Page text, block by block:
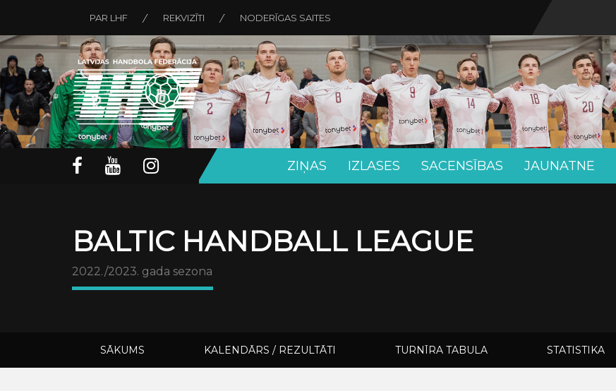
PAR LHF REKVIZĪTI NODERĪGAS SAITES
ZIŅAS IZLASES SACENSĪBAS JAUNATNE
BALTIC HANDBALL LEAGUE
2022./2023. gada sezona
SĀKUMS KALENDĀRS / REZULTĀTI TURNĪRA TABULA STATISTIKA